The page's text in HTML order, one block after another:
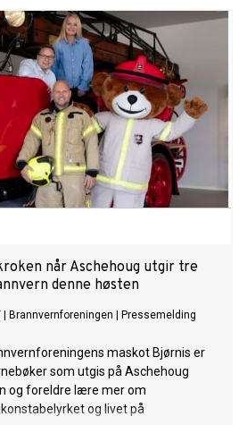
når Aschehoug utgir tre
denne høsten
Brannvernforeningen Pressemelding
maskot Bjørnis er
som utgis på Aschehoug
og foreldre lære mer om
og livet på